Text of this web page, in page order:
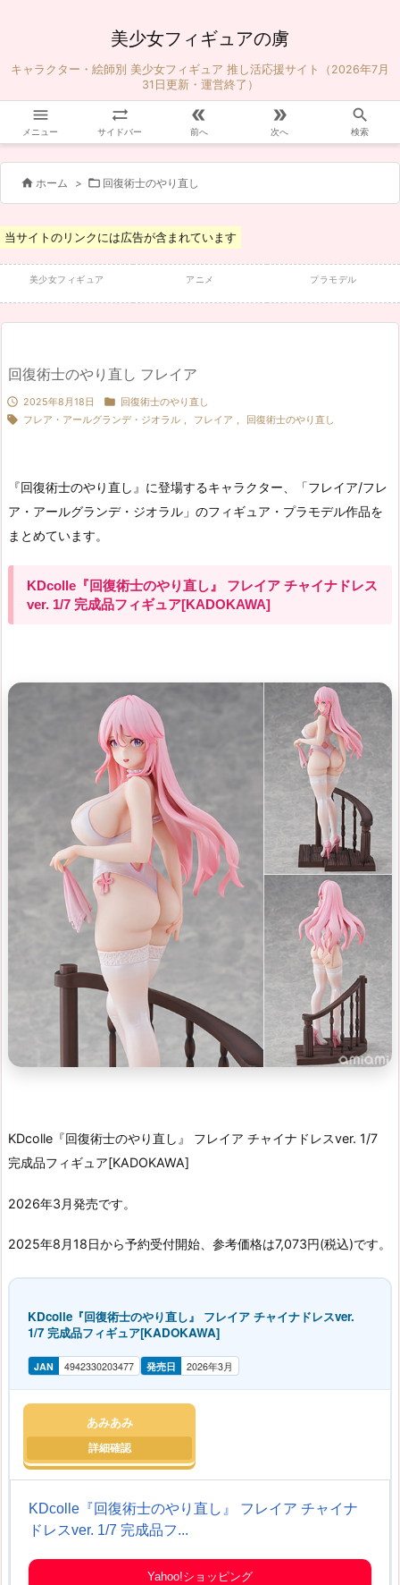
美少女フィギュアの虜
キャラクター・絵師別 美少女フィギュア 推し活応援サイト（2026年7月
31日更新・運営終了）

メニュー

サイドバー

前へ

次へ

検索
 ホーム >  回復術士のやり直し
当サイトのリンクには広告が含まれています
美少女フィギュア アニメ プラモデル
回復術士のやり直し フレイア
 2025年8月18日  回復術士のやり直し
 フレア・アールグランデ・ジオラル , フレイア , 回復術士のやり直し
『回復術士のやり直し』に登場するキャラクター、「フレイア/フレ
ア・アールグランデ・ジオラル」のフィギュア・プラモデル作品を
まとめています。
KDcolle『回復術士のやり直し』 フレイア チャイナドレス
ver. 1/7 完成品フィギュア[KADOKAWA]
KDcolle『回復術士のやり直し』 フレイア チャイナドレスver. 1/7
完成品フィギュア[KADOKAWA]
2026年3月発売です。
2025年8月18日から予約受付開始、参考価格は7,073円(税込)です。
KDcolle『回復術士のやり直し』 フレイア チャイナドレスver.
1/7 完成品フィギュア[KADOKAWA]
JAN 4942330203477 発売日 2026年3月
あみあみ
KDcolle『回復術士のやり直し』 フレイア チャイナ
ドレスver. 1/7 完成品フ...
Yahoo!ショッピング